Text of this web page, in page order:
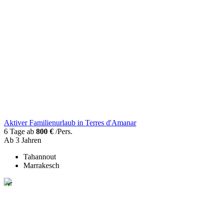
Aktiver Familienurlaub in Terres d'Amanar
6 Tage ab 800 € /Pers.
Ab 3 Jahren
Tahannout
Marrakesch